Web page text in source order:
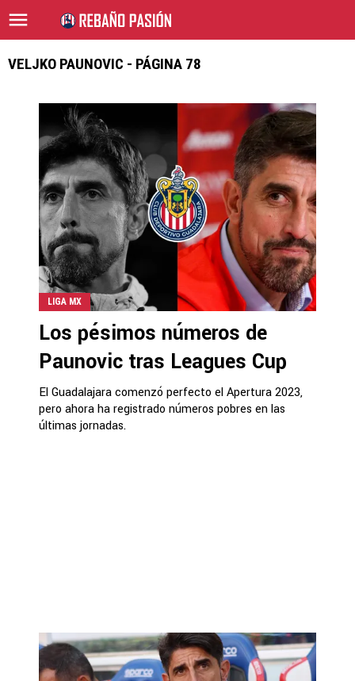
VELJKO PAUNOVIC - PÁGINA 78
LIGA MX
Los pésimos números de
Paunovic tras Leagues Cup
El Guadalajara comenzó perfecto el Apertura 2023,
pero ahora ha registrado números pobres en las
últimas jornadas.